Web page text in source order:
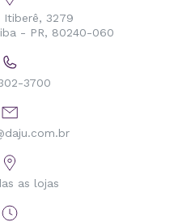
Itiberê, 3279
- PR, 80240-060
3700
as lojas